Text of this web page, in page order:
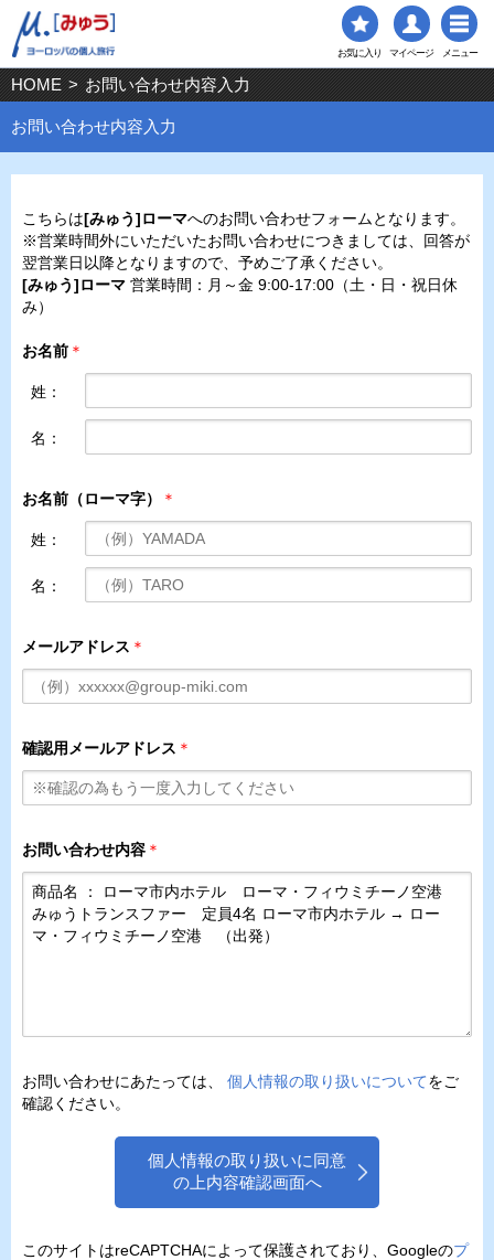
お気に入り マイページ メニュー
HOME > お問い合わせ内容入力
お問い合わせ内容入力
こちらは[みゅう]ローマへのお問い合わせフォームとなります。
※営業時間外にいただいたお問い合わせにつきましては、回答が
翌営業日以降となりますので、予めご了承ください。
[みゅう]ローマ 営業時間：月～金 9:00-17:00（土・日・祝日休
み）
お名前 ＊
姓：
名：
お名前（ローマ字） ＊
姓：
名：
メールアドレス ＊
確認用メールアドレス ＊
お問い合わせ内容 ＊
お問い合わせにあたっては、 個人情報の取り扱いについてをご
確認ください。
個人情報の取り扱いに同意
の上内容確認画面へ
このサイトはreCAPTCHAによって保護されており、Googleのプ